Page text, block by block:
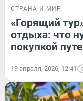
СТРАНА И МИР
«Горящий
отдыха: что
покупкой
19 апреля, 2026, 12:41